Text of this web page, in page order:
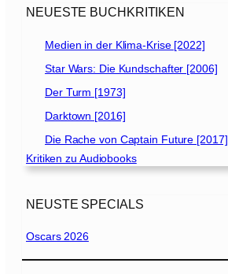
NEUESTE BUCHKRITIKEN
Medien in der Klima-Krise [2022]
Star Wars: Die Kundschafter [2006]
Der Turm [1973]
Darktown [2016]
Die Rache von Captain Future [2017]
Kritiken zu Audiobooks
NEUSTE SPECIALS
Oscars 2026